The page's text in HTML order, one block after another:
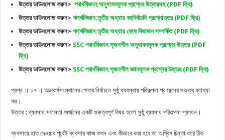
উত্তর ডাউনলোড করুন>পদার্থবিজ্ঞান:অনুধাবনমূলক প্রশ্নের উত্তরসহ (PDF ফ্রি)
উত্তর ডাউনলোড করুন>পদার্থবিজ্ঞান:তৃতীয় অধ্যায় বহুনির্বাচনি প্রশ্নোত্তর (PDF ফ্রি)
উত্তর ডাউনলোড করুন>পদার্থবিজ্ঞান:তৃতীয় অধ্যায় কোষ বিভাজন সম্পর্কিত (PDF ফ্রি)
উত্তর ডাউনলোড করুন> SSC পদার্থবিজ্ঞান:সৃজনশীল অনুধাবনমূলক প্রশ্নের উত্তর (PDF
ফ্রি)
উত্তর ডাউনলোড করুন> SSC পদার্থবিজ্ঞান:সৃজনশীল জ্ঞানমূলক প্রশ্নের উত্তর (PDF ফ্রি)
প্রশ্ন ॥ ১৭ ॥ আত্মকর্মসংস্থানের ক্ষেত্র নির্বাচনে সুষ্ঠু ব্যবস্থায় পরিকল্পনা প্রণয়নের গুরুত্ব ব্যাখ্যা
কর।
উত্তর : ব্যবসায় সফলতা অর্জনের একটি গুরুত্বপূর্ণ বিষয় হলো সুষ্ঠু ব্যবসায় পরিকল্পনা প্রণয়ন।
ব্যবসায়ে হাত দেওয়ার পূর্বেই ব্যবসার কাজ কখন এবং কীভাবে করা হবে তা অগ্রিম চিন্তা করে ঠিক